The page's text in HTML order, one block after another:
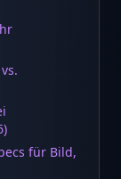
für Bild,